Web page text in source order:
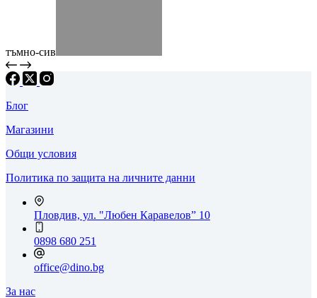
тъмно-сив
Блог
Магазини
Общи условия
Политика по защита на личните данни
Пловдив, ул. "Любен Каравелов” 10
0898 680 251
office@dino.bg
За нас